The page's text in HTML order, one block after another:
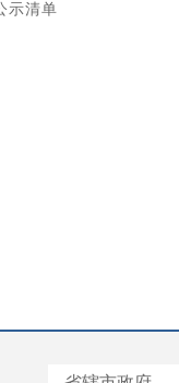
示清单